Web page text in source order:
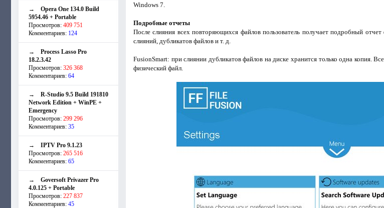
→ Opera One 134.0 Build
5954.46 + Portable
Просмотров: 409 751
Комментариев: 124
→ Process Lasso Pro
18.2.3.42
Просмотров: 326 368
Комментариев: 64
→ R-Studio 9.5 Build 191810
Network Edition + WinPE +
Emergency
Просмотров: 299 296
Комментариев: 35
→ IPTV Pro 9.1.23
Просмотров: 265 516
Комментариев: 65
→ Goversoft Privazer Pro
4.0.125 + Portable
Просмотров: 227 837
Комментариев: 45
Windows 7.
Подробные отчеты
После слияния всех повторяющихся файлов пользователь получает подробный
слияний, дубликатов файлов и т. д.
FusionSmart: при слиянии дубликатов файлов на диске хранится только одна копия.
физический файл.